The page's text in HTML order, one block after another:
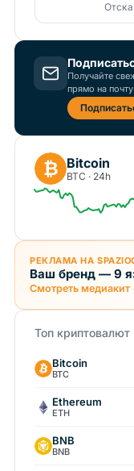
Получайте
прямо на
₿ Bitcoin
BTC · 24h
РЕКЛАМА НА
Ваш бренд — 9
Смотреть медиакит
Топ криптовалют
Bitcoin
BTC
Ethereum
ETH
BNB
BNB